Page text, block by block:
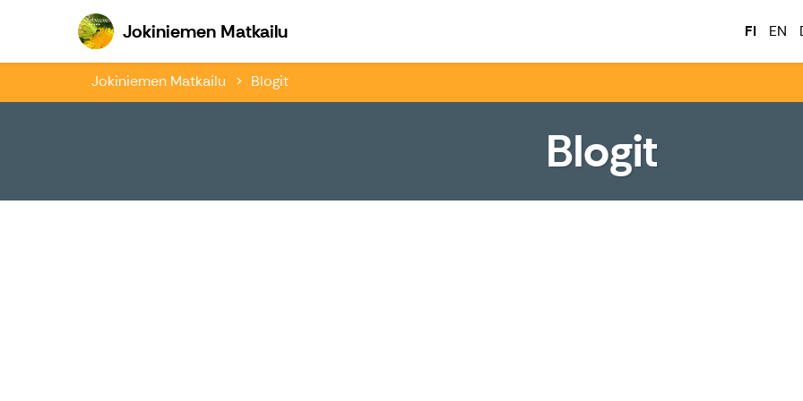
Jokiniemen MatkailuJokiniemen Matkailu FI EN
Jokiniemen Matkailu Blogit
Blogit